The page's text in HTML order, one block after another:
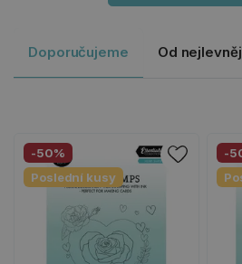
Doporučujeme Od
-50%
Poslední kusy
-